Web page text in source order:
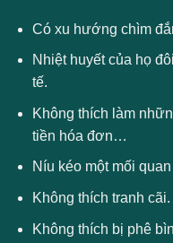
Có xu hướng chìm
Nhiệt huyết của họ
tế.
Không thích làm
tiền hóa đơn…
Níu kéo một mối
Không thích tranh cãi.
Không thích bị phê